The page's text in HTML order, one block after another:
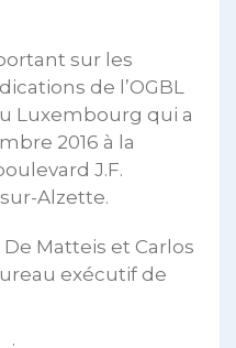
sur les
de l’OGBL
Luxembourg qui a
2016 à la
J.F.
Alzette.
Matteis et Carlos
exécutif de